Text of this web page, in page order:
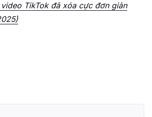
TikTok đã xóa cực đơn giản